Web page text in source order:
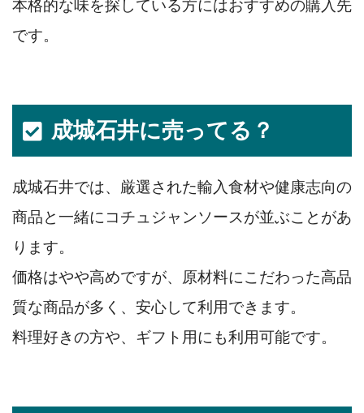
本格的な味を探している方にはおすすめの購入先
です。
成城石井に売ってる？
成城石井では、厳選された輸入食材や健康志向の
商品と一緒にコチュジャンソースが並ぶことがあ
ります。
価格はやや高めですが、原材料にこだわった高品
質な商品が多く、安心して利用できます。
料理好きの方や、ギフト用にも利用可能です。